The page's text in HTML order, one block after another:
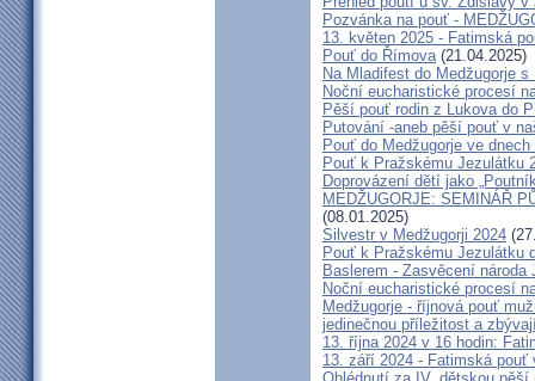
Pozvánka na pouť -
13. květen 2025 - Fatimská
Pouť do Římova(21.04.2025)
Na Mladifest do Medžugorje s
Noční eucharistické procesí
Pěší pouť rodin z Lukova do
Putování -aneb pěší pouť v
Pouť do Medžugorje ve
Pouť k Pražskému Jezulátku
Doprovázení dětí jako
MEDŽUGORJE: SEMINÁŘ
(08.01.2025)
Silvestr v Medžugorji 2024
Pouť k Pražskému Jezulátku
Baslerem - Zasvěcení národa
Noční eucharistické procesí
Medžugorje - říjnová pouť
jedinečnou příležitost a
13. října 2024 v 16 hodin:
13. září 2024 - Fatimská pouť